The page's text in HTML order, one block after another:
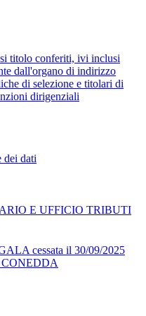
titolo conferiti, ivi inclusi
dall'organo di indirizzo
di selezione e titolari di
dirigenziali
dei dati
E UFFICIO TRIBUTI
cessata il 30/09/2025